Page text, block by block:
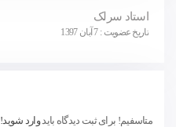
استاد سرلک
تاریخ عضویت : 7 آبان 1397
متاسفیم! برای ثبت دیدگاه بایدوارد شوید!